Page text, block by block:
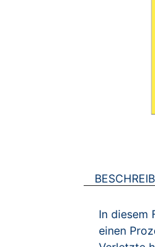
In diesem
einen